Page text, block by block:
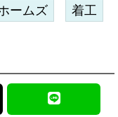
ームズ 着工